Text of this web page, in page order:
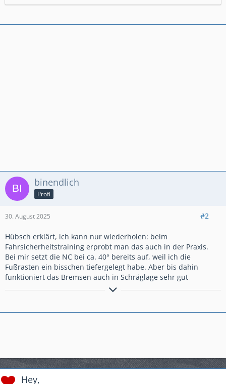
binendlich
Profi
30. August 2025 #2
Hübsch erklärt, ich kann nur wiederholen: beim
Fahrsicherheitstraining erprobt man das auch in der Praxis.
Bei mir setzt die NC bei ca. 40° bereits auf, weil ich die
Fußrasten ein bisschen tiefergelegt habe. Aber bis dahin
funktioniert das Bremsen auch in Schräglage sehr gut
Viele Grüße,
Hey,